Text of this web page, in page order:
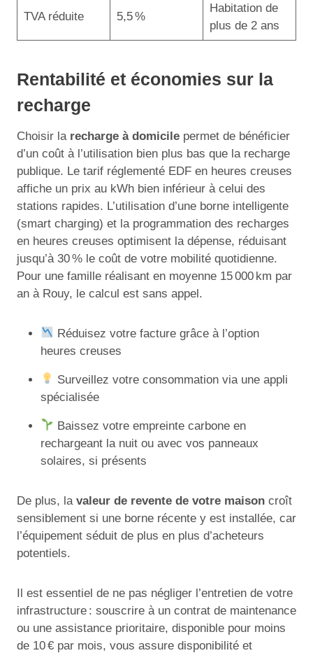
TVA réduite 5,5 %
Habitation de
plus de 2 ans
Rentabilité et économies sur la
recharge
Choisir la recharge à domicile permet de bénéficier
d’un coût à l’utilisation bien plus bas que la recharge
publique. Le tarif réglementé EDF en heures creuses
affiche un prix au kWh bien inférieur à celui des
stations rapides. L’utilisation d’une borne intelligente
(smart charging) et la programmation des recharges
en heures creuses optimisent la dépense, réduisant
jusqu’à 30 % le coût de votre mobilité quotidienne.
Pour une famille réalisant en moyenne 15 000 km par
an à Rouy, le calcul est sans appel.
Réduisez votre facture grâce à l’option
heures creuses
Surveillez votre consommation via une appli
spécialisée
Baissez votre empreinte carbone en
rechargeant la nuit ou avec vos panneaux
solaires, si présents
De plus, la valeur de revente de votre maison croît
sensiblement si une borne récente y est installée, car
l’équipement séduit de plus en plus d’acheteurs
potentiels.
Il est essentiel de ne pas négliger l’entretien de votre
infrastructure : souscrire à un contrat de maintenance
ou une assistance prioritaire, disponible pour moins
de 10 € par mois, vous assure disponibilité et